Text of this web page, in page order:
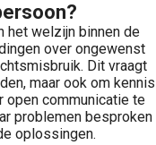
het welzijn binnen de
over ongewenst
Dit vraagt
maar ook om kennis
open communicatie te
problemen besproken
oplossingen.